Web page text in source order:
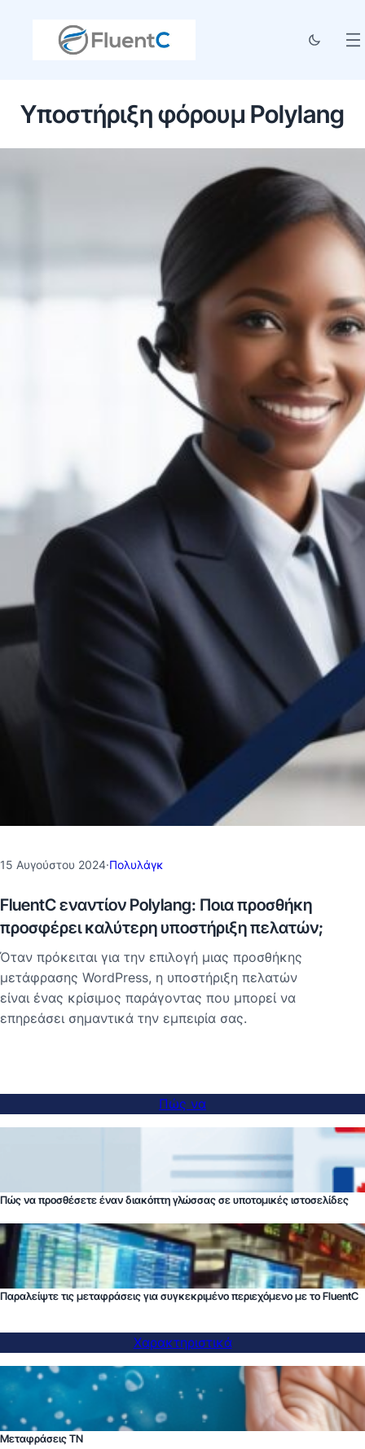
Υποστήριξη φόρουμ Polylang
15 Αυγούστου 2024·Πολυλάγκ
FluentC εναντίον Polylang: Ποια προσθήκη
προσφέρει καλύτερη υποστήριξη πελατών;
Όταν πρόκειται για την επιλογή μιας προσθήκης
μετάφρασης WordPress, η υποστήριξη πελατών
είναι ένας κρίσιμος παράγοντας που μπορεί να
επηρεάσει σημαντικά την εμπειρία σας.
Πώς να
Πώς να προσθέσετε έναν διακόπτη γλώσσας σε υποτομικές ιστοσελίδες
Παραλείψτε τις μεταφράσεις για συγκεκριμένο περιεχόμενο με το FluentC
Χαρακτηριστικά
Μεταφράσεις ΤΝ